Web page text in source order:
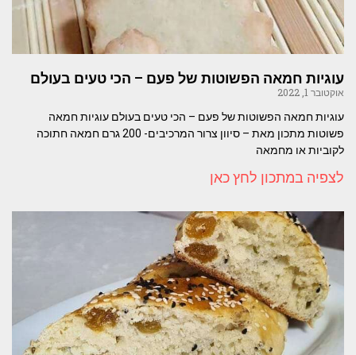
עוגיות חמאה הפשוטות של פעם – הכי טעים בעולם
אוקטובר 1, 2022
עוגיות חמאה הפשוטות של פעם – הכי טעים בעולם עוגיות חמאה
פשוטות מתכון מאת – סיוון צרור המרכיבים- 200 גרם חמאה חתוכה
לקוביות או מחמאה
לצפיה במתכון לחץ כאן